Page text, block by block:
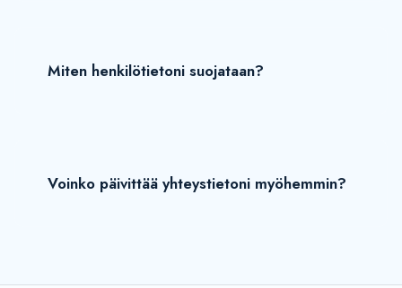
Miten henkilötietoni suojataan?
Voinko päivittää yhteystietoni myöhemmin?